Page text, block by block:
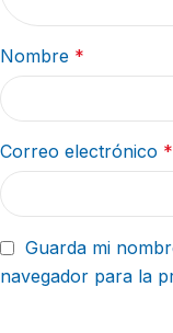
Nombre *
Correo electrónico *
Guarda mi
navegador para la